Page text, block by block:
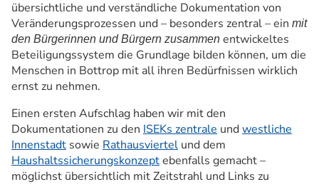
übersichtliche und verständliche Dokumentation von
Veränderungsprozessen und – besonders zentral – ein mit
den Bürgerinnen und Bürgern zusammen entwickeltes
Beteiligungssystem die Grundlage bilden können, um die
Menschen in Bottrop mit all ihren Bedürfnissen wirklich
ernst zu nehmen.
Einen ersten Aufschlag haben wir mit den
Dokumentationen zu den ISEKs zentrale und westliche
Innenstadt sowie Rathausviertel und dem
Haushaltssicherungskonzeptebenfalls gemacht –
möglichst übersichtlich mit Zeitstrahl und Links zu